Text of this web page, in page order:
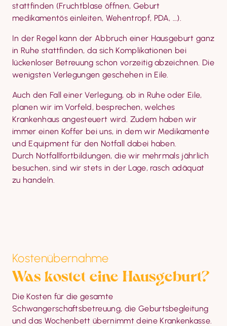
stattfinden (Fruchtblase öffnen, Geburt
medikamentös einleiten, Wehentropf, PDA, …).
In der Regel kann der Abbruch einer Hausgeburt ganz
in Ruhe stattfinden, da sich Komplikationen bei
lückenloser Betreuung schon vorzeitig abzeichnen. Die
wenigsten Verlegungen geschehen in Eile.
Auch den Fall einer Verlegung, ob in Ruhe oder Eile,
planen wir im Vorfeld, besprechen, welches
Krankenhaus angesteuert wird. Zudem haben wir
immer einen Koffer bei uns, in dem wir Medikamente
und Equipment für den Notfall dabei haben.
Durch Notfallfortbildungen, die wir mehrmals jährlich
besuchen, sind wir stets in der Lage, rasch adäquat
zu handeln.
Kostenübernahme
Was kostet eine Hausgeburt?
Die Kosten für die gesamte
Schwangerschaftsbetreuung, die Geburtsbegleitung
und das Wochenbett übernimmt deine Krankenkasse.